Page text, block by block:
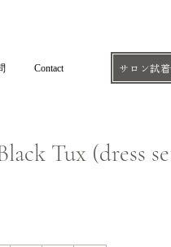
Contact サロン試
Tux (dress